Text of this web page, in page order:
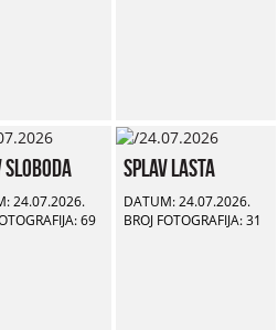
Sloboda
24.07.2026.
69
Splav Lasta
DATUM: 24.07.2026.
BROJ FOTOGRAFIJA: 31